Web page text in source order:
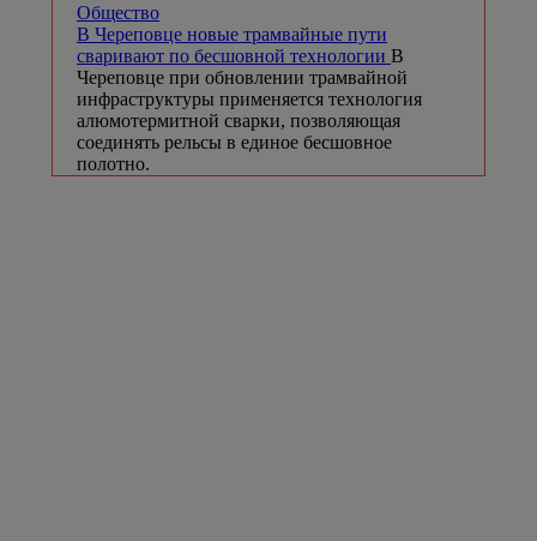
Общество
В Череповце новые трамвайные пути
сваривают по бесшовной технологии В
Череповце при обновлении трамвайной
инфраструктуры применяется технология
алюмотермитной сварки, позволяющая
соединять рельсы в единое бесшовное
полотно.